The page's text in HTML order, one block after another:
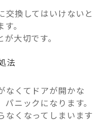
交換してはいけないと
。
大切です。
法
なくてドアが開かな
ニックになります。
なくなってしまいます